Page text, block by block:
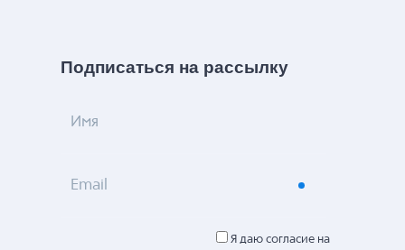
Подписаться на рассылку
Имя
Email
Я даю согласие на